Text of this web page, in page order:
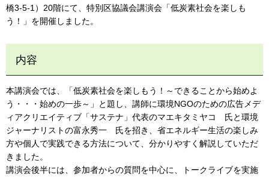
橋3-5-1）20階にて、特別区協議会講演会「低炭素社会を楽しも
う！」を開催しました。
内容
本講演会では、「低炭素社会を楽しもう！～できることから始めよ
う・・・始めの一歩～」と題し、講師に環境NGOのための広告メデ
ィアクリエイティブ「サステナ」代表のマエキタミヤコ 氏と環境
ジャーナリストの富永秀一 氏を招き、省エネルギー生活の楽しみ
方や個人で実践できる方法について、分かりやすく解説していただ
きました。
講演会後半には、参加者からの質問を中心に、トークライブを実施